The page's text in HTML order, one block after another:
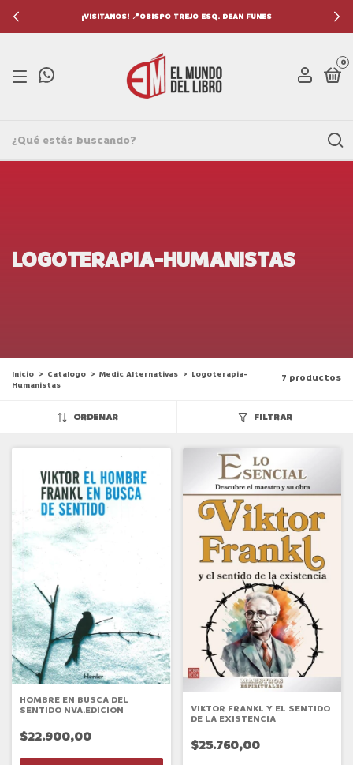
¡VISITANOS! 📍OBISPO TREJO ESQ. DEAN FUNES
0
LOGOTERAPIA-HUMANISTAS
Inicio > Catalogo > Medic Alternativas > Logoterapia-
Humanistas
7 productos
ORDENAR FILTRAR
HOMBRE EN BUSCA DEL
SENTIDO NVA.EDICION
$22.900,00
VIKTOR FRANKL Y EL SENTIDO
DE LA EXISTENCIA
$25.760,00